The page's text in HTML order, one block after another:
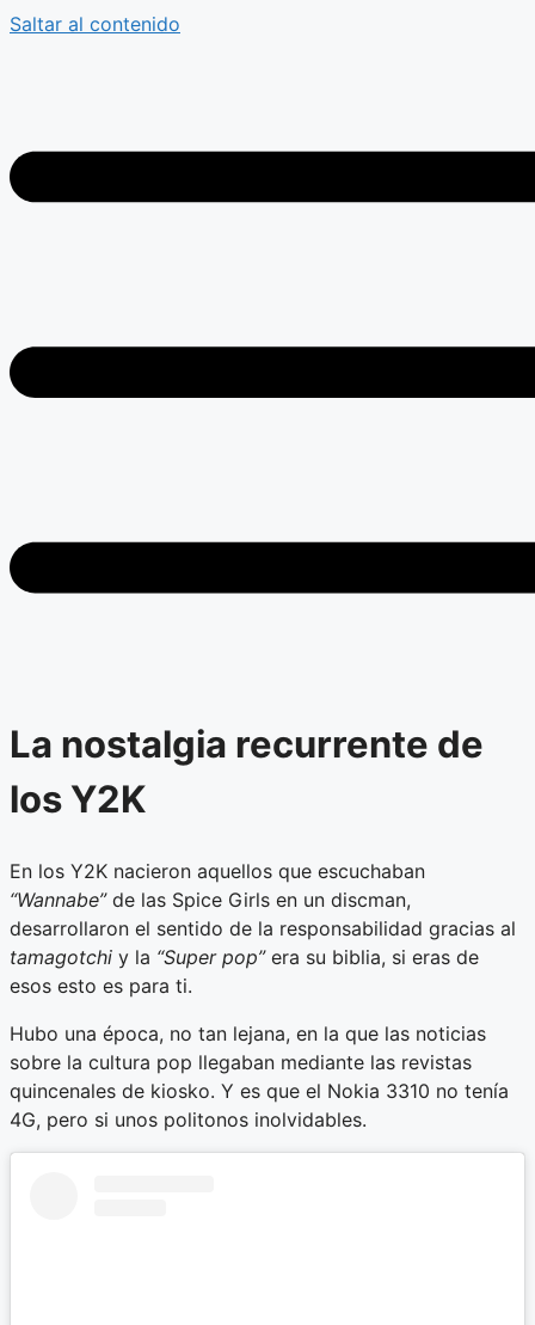
Saltar al contenido
La nostalgia recurrente de
los Y2K
En los Y2K nacieron aquellos que escuchaban
“Wannabe”de las Spice Girls en un discman,
desarrollaron el sentido de la responsabilidad gracias al
tamagotchi y la “Super pop”era su biblia, si eras de
esos esto es para ti.
Hubo una época, no tan lejana, en la que las noticias
sobre la cultura pop llegaban mediante las revistas
quincenales de kiosko. Y es que el Nokia 3310 no tenía
4G, pero si unos politonos inolvidables.